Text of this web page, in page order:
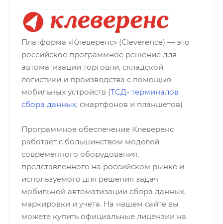
Платформа «Клеверенс» (Cleverence) — это
российское программное решение для
автоматизации торговли, складской
логистики и производства с помощью
мобильных устройств (ТСД- терминалов
сбора данных, смартфонов и планшетов)
Программное обеспечение Клеверенс
работает с большинством моделей
современного оборудования,
представленного на российском рынке и
используемого для решения задач
мобильной автоматизации сбора данных,
маркировки и учета. На нашем сайте вы
можете купить официальные лицензии на